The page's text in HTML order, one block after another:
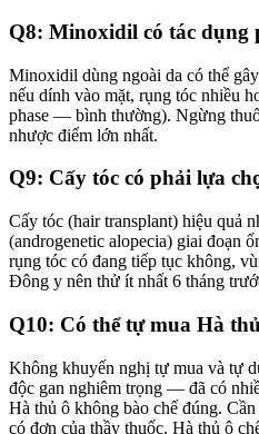
Q8: Minoxidil có tác dụng
Minoxidil dùng ngoài da có thể
nếu dính vào mặt, rụng tóc nhiều
phase — bình thường). Ngừng
nhược điểm lớn nhất.
Q9: Cấy tóc có phải lựa
Cấy tóc (hair transplant) hiệu quả
(androgenetic alopecia) giai đoạn
rụng tóc có đang tiếp tục không,
Đông y nên thử ít nhất 6 tháng
Q10: Có thể tự mua Hà
Không khuyến nghị tự mua và tự
độc gan nghiêm trọng — đã có
Hà thủ ô không bào chế đúng.
có đơn của thầy thuốc. Hà thủ ô